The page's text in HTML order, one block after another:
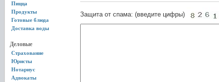
Пицца
Продукты
Готовые блюда
Доставка воды
Деловые
Страхование
Юристы
Нотариус
Адвокаты
Защита от спама: (введите цифры)